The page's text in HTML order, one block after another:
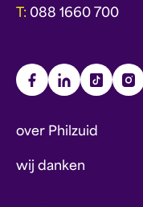
T: 088 1660 700
over Philzuid
wij danken